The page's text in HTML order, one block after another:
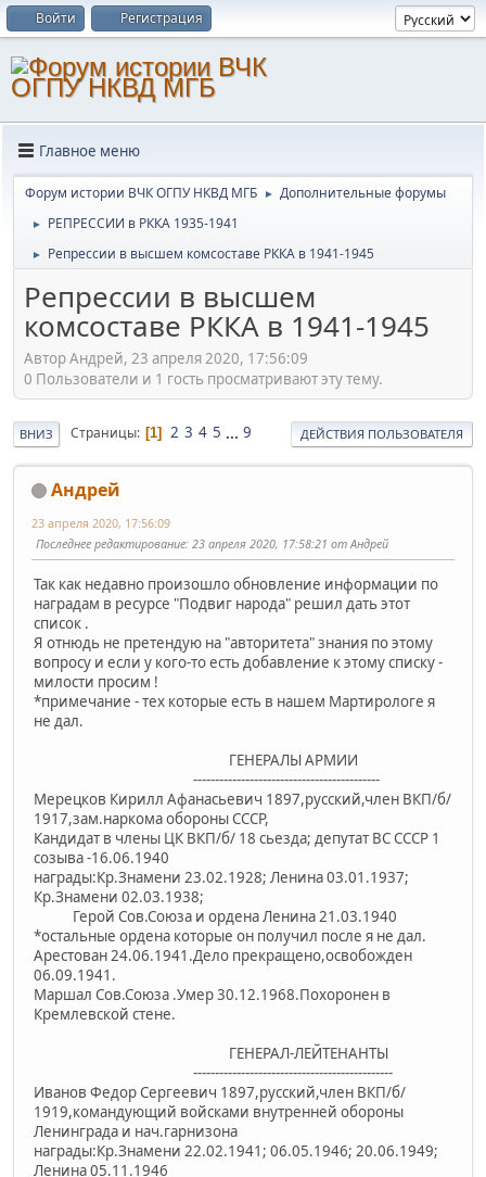
Войти Регистрация
Главное меню
Форум истории ВЧК ОГПУ НКВД МГБ ► Дополнительные форумы
► РЕПРЕССИИ в РККА 1935-1941
► Репрессии в высшем комсоставе РККА в 1941-1945
Репрессии в высшем
комсоставе РККА в 1941-1945
Автор Андрей, 23 апреля 2020, 17:56:09
0 Пользователи и 1 гость просматривают эту тему.
ВНИЗ Страницы 1 2 3 4 5 ... 9 ДЕЙСТВИЯ ПОЛЬЗОВАТЕЛЯ
Андрей
23 апреля 2020, 17:56:09
Последнее редактирование: 23 апреля 2020, 17:58:21 от Андрей
Так как недавно произошло обновление информации по
наградам в ресурсе "Подвиг народа" решил дать этот
список .
Я отнюдь не претендую на "авторитета" знания по этому
вопросу и если у кого-то есть добавление к этому списку -
милости просим !
*примечание - тех которые есть в нашем Мартирологе я
не дал.
ГЕНЕРАЛЫ АРМИИ
-------------------------------------------
Мерецков Кирилл Афанасьевич 1897,русский,член ВКП/б/
1917,зам.наркома обороны СССР,
Кандидат в члены ЦК ВКП/б/ 18 сьезда; депутат ВС СССР 1
созыва -16.06.1940
награды:Кр.Знамени 23.02.1928; Ленина 03.01.1937;
Кр.Знамени 02.03.1938;
Герой Сов.Союза и ордена Ленина 21.03.1940
*остальные ордена которые он получил после я не дал.
Арестован 24.06.1941.Дело прекращено,освобожден
06.09.1941.
Маршал Сов.Союза .Умер 30.12.1968.Похоронен в
Кремлевской стене.
ГЕНЕРАЛ-ЛЕЙТЕНАНТЫ
----------------------------------------------
Иванов Федор Сергеевич 1897,русский,член ВКП/б/
1919,командующий войсками внутренней обороны
Ленинграда и нач.гарнизона
награды:Кр.Знамени 22.02.1941; 06.05.1946; 20.06.1949;
Ленина 05.11.1946